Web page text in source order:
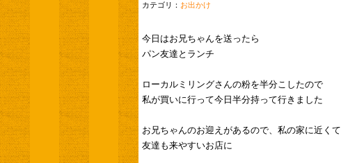
カテゴリ： お出かけ
今日はお兄ちゃんを送ったら
パン友達とランチ
ローカルミリングさんの粉を半分こしたので
私が買いに行って今日半分持って行きました
お兄ちゃんのお迎えがあるので、私の家に近くて
友達も来やすいお店に